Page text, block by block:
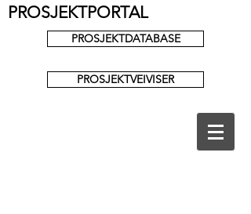
PROSJEKTPORTAL
PROSJEKTDATABASE
PROSJEKTVEIVISER